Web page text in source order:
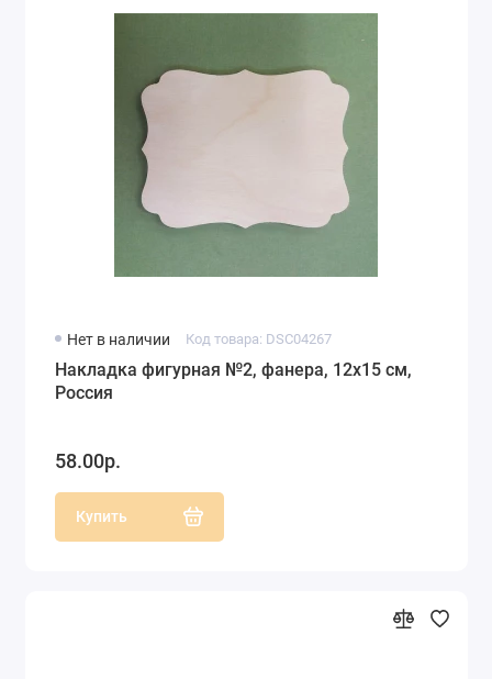
Нет в наличии Код товара: DSC04267
Накладка фигурная №2, фанера, 12х15 см,
Россия
58.00р.
Купить